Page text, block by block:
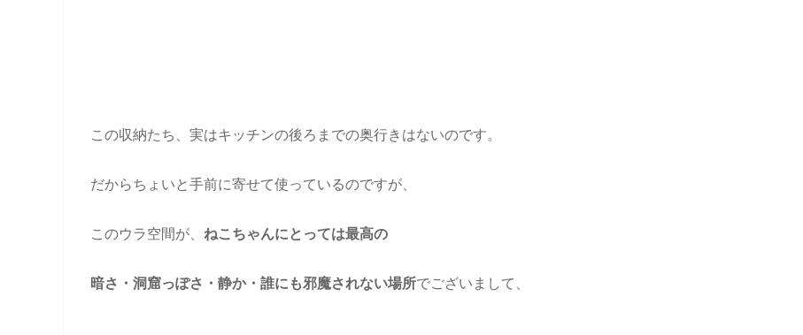
この収納たち、実はキッチンの後ろまでの奥行きはないのです。
だからちょいと手前に寄せて使っているのですが、
このウラ空間が、 ねこちゃんにとっては最高の
暗さ・洞窟っぽさ・静か・誰にも邪魔されない場所でございまして、